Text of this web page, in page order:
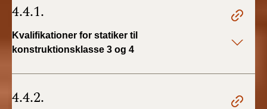
4.4.1.
Kvalifikationer for statiker til
konstruktionsklasse 3 og 4
4.4.2.